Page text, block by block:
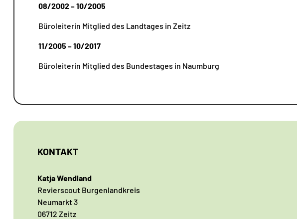
08/2002 – 10/2005
Büroleiterin Mitglied des Landtages in Zeitz
11/2005 – 10/2017
Büroleiterin Mitglied des Bundestages in Naumburg
KONTAKT
Katja Wendland
Revierscout Burgenlandkreis
Neumarkt 3
06712 Zeitz